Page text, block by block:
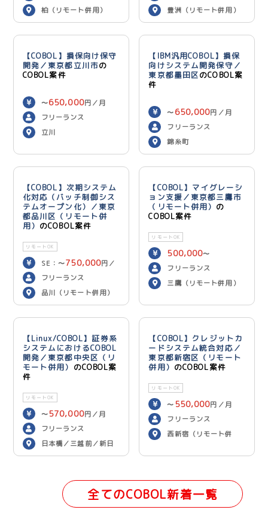
柏（リモート併用）
豊洲（リモート併用）
【COBOL】損保向け保守
開発／東京都立川市の
COBOL案件
〜650,000円／月
フリーランス
立川
【IBM汎用COBOL】損保
向けシステム開発保守／
東京都墨田区のCOBOL案
件
〜 650,000円／月
フリーランス
錦糸町
【COBOL】次期システム
化対応（バッチ制御シス
テムオープン化）／東京
都品川区（リモート併
用） のCOBOL案件
リモートOK
SE：〜750,000円／
月 PG：〜700,000
／月
フリーランス
品川（リモート併用）
【COBOL】マイグレーシ
ョン支援／東京都三鷹市
（リモート併用） の
COBOL案件
リモートOK
500,000〜
600,000 円／月
フリーランス
三鷹（リモート併用）
【Linux/COBOL】証券系
システムにおけるCOBOL
開発／東京都中央区（リ
モート併用） のCOBOL案
件
リモートOK
〜 570,000円／月
フリーランス
日本橋／三越前／新日
本橋（リモート併用）
【COBOL】クレジットカ
ードシステム統合対応／
東京都新宿区（リモート
併用） のCOBOL案件
リモートOK
〜 550,000円／月
フリーランス
西新宿（リモート併
全てのCOBOL新着一覧